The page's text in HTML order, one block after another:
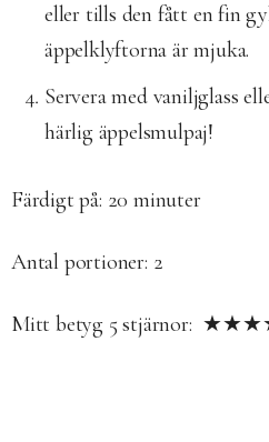
eller tills den fått en fin
äppelklyftorna är mjuka.
Servera med vaniljglass
härlig äppelsmulpaj!
Färdigt på: 20 minuter
Antal portioner: 2
Mitt betyg 5stjärnor: